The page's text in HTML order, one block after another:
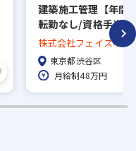
建築施工管理【年間
転勤なし/資格手当3
者の募集！
株式会社フェイスネッ
東京都渋谷区
月給制48万円